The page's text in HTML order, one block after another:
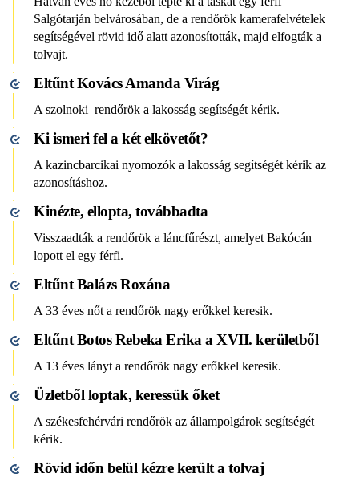
Salgótarján belvárosában, de a rendőrök kamerafelvételek
segítségével rövid idő alatt azonosították, majd elfogták a
tolvajt.
Eltűnt Kovács Amanda Virág
A szolnoki rendőrök a lakosság segítségét kérik.
Ki ismeri fel a két elkövetőt?
A kazincbarcikai nyomozók a lakosság segítségét kérik az
azonosításhoz.
Kinézte, ellopta, továbbadta
Visszaadták a rendőrök a láncfűrészt, amelyet Bakócán
lopott el egy férfi.
Eltűnt Balázs Roxána
A 33 éves nőt a rendőrök nagy erőkkel keresik.
Eltűnt Botos Rebeka Erika a XVII. kerületből
A 13 éves lányt a rendőrök nagy erőkkel keresik.
Üzletből loptak, keressük őket
A székesfehérvári rendőrök az állampolgárok segítségét
kérik.
Rövid időn belül kézre került a tolvaj